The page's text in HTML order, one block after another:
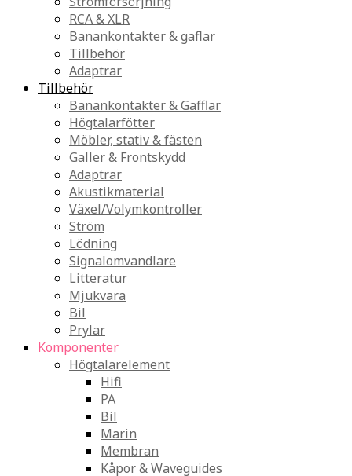
RCA & XLR
Banankontakter & gaflar
Tillbehör
Adaptrar
Tillbehör
Banankontakter & Gafflar
Högtalarfötter
Möbler, stativ & fästen
Galler & Frontskydd
Adaptrar
Akustikmaterial
Växel/Volymkontroller
Ström
Lödning
Signalomvandlare
Litteratur
Mjukvara
Bil
Prylar
Komponenter
Högtalarelement
Hifi
PA
Bil
Marin
Membran
Kåpor & Waveguides